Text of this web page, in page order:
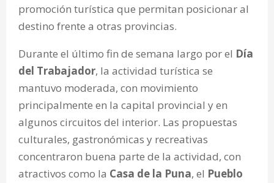
promoción turística que permitan posicionar al
destino frente a otras provincias.
Durante el último fin de semana largo por el Día
del Trabajador, la actividad turística se
mantuvo moderada, con movimiento
principalmente en la capital provincial y en
algunos circuitos del interior. Las propuestas
culturales, gastronómicas y recreativas
concentraron buena parte de la actividad, con
atractivos como la Casa de la Puna, el Pueblo